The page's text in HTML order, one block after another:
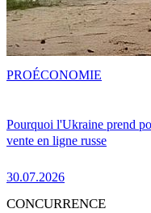
Pourquoi l'Ukraine prend
vente en ligne russe
30.07.2026
PROÉCONOMIE
CONCURRENCE